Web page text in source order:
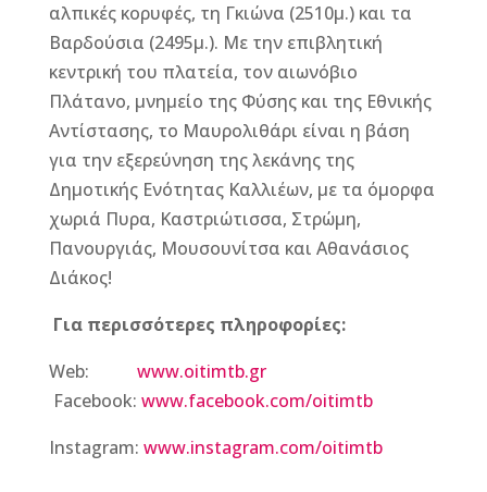
αλπικές κορυφές, τη Γκιώνα (2510μ.) και τα
Βαρδούσια (2495μ.). Με την επιβλητική
κεντρική του πλατεία, τον αιωνόβιο
Πλάτανο, μνημείο της Φύσης και της Εθνικής
Αντίστασης, το Μαυρολιθάρι είναι η βάση
για την εξερεύνηση της λεκάνης της
Δημοτικής Ενότητας Καλλιέων, με τα όμορφα
χωριά Πυρα, Καστριώτισσα, Στρώμη,
Πανουργιάς, Μουσουνίτσα και Αθανάσιος
Διάκος!
Για περισσότερες πληροφορίες:
Web: www.oitimtb.gr
Facebook: www.facebook.com/oitimtb
Instagram: www.instagram.com/oitimtb